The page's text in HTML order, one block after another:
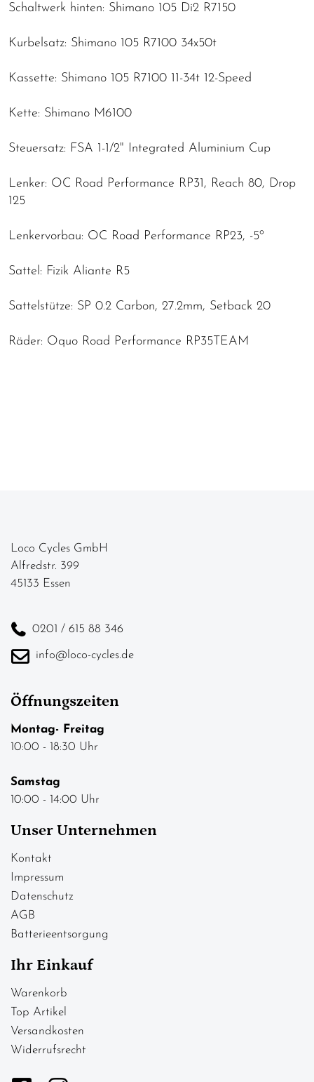
Schaltwerk hinten: Shimano 105 Di2 R7150
Kurbelsatz: Shimano 105 R7100 34x50t
Kassette: Shimano 105 R7100 11-34t 12-Speed
Kette: Shimano M6100
Steuersatz: FSA 1-1/2" Integrated Aluminium Cup
Lenker: OC Road Performance RP31, Reach 80, Drop
125
Lenkervorbau: OC Road Performance RP23, -5º
Sattel: Fizik Aliante R5
Sattelstütze: SP 0.2 Carbon, 27.2mm, Setback 20
Räder: Oquo Road Performance RP35TEAM
Loco Cycles GmbH
Alfredstr. 399
45133 Essen
0201 / 615 88 346
info@loco-cycles.de
Öffnungszeiten
Montag- Freitag
10:00 - 18:30 Uhr
Samstag
10:00 - 14:00 Uhr
Unser Unternehmen
Kontakt
Impressum
Datenschutz
AGB
Batterieentsorgung
Ihr Einkauf
Warenkorb
Top Artikel
Versandkosten
Widerrufsrecht